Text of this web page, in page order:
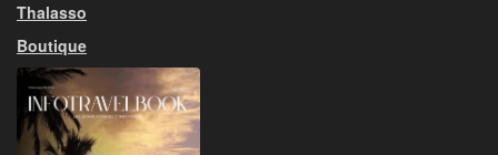
Thalasso
Boutique